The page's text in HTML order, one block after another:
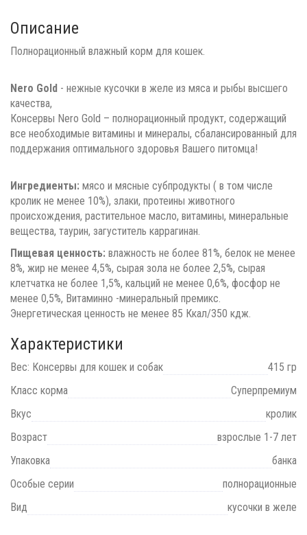
Описание
Полнорационный влажный корм для кошек.
Nero Gold - нежные кусочки в желе из мяса и рыбы высшего
качества,
Консервы Nero Gold – полнорационный продукт, содержащий
все необходимые витамины и минералы, сбалансированный для
поддержания оптимального здоровья Вашего питомца!
Ингредиенты: мясо и мясные субпродукты ( в том числе
кролик не менее 10%), злаки, протеины животного
происхождения, растительное масло, витамины, минеральные
вещества, таурин, загуститель каррагинан.
Пищевая ценность: влажность не более 81%, белок не менее
8%, жир не менее 4,5%, сырая зола не более 2,5%, сырая
клетчатка не более 1,5%, кальций не менее 0,6%, фосфор не
менее 0,5%, Витаминно -минеральный премикс.
Энергетическая ценность не менее 85 Ккал/350 кдж.
Характеристики
Вес: Консервы для кошек и собак
415 гр
Класс корма
Суперпремиум
Вкус
кролик
Возраст
взрослые 1-7 лет
Упаковка
банка
Особые серии
полнорационные
Вид
кусочки в желе